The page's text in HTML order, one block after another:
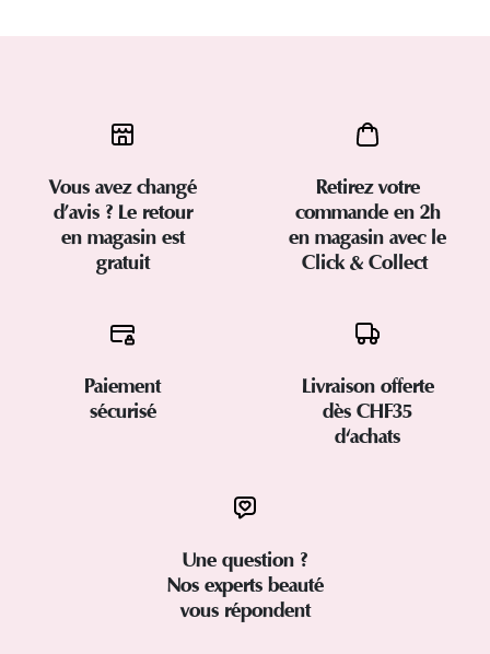
Vous avez changé
d’avis ? Le retour
en magasin est
gratuit
Retirez votre
commande en 2h
en magasin avec le
Click & Collect
Paiement
sécurisé
Livraison offerte
dès CHF35
d'achats
Une question ?
Nos experts beauté
vous répondent